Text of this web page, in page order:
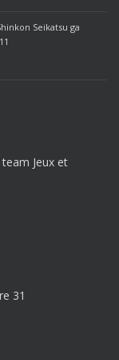
Seikatsu ga
Jeux et
31